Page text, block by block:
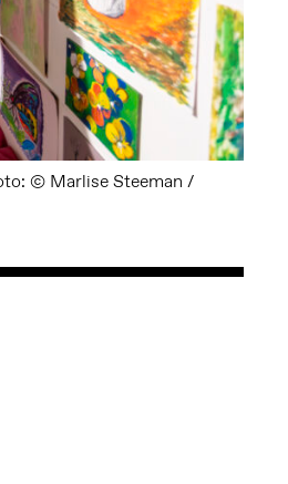
© Marlise Steeman /